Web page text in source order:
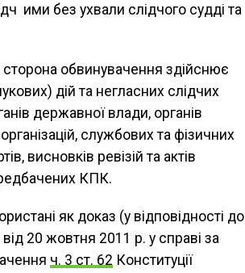
ими без ухвали слідчого судді та
обвинувачення здійснює
дій та негласних слідчих
державної влади, органів
службових та фізичних
висновків ревізій та актів
КПК.
як доказ (у відповідності до
20 жовтня 2011 р. у справі за
ч. 3 ст. 62 Конституції